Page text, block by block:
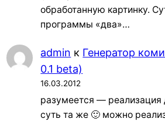
обработанную картинку.
программы «два»…
admin к Генератор
0.1 beta)
16.03.2012
разумеется — реализация
суть та же 🙂 можно